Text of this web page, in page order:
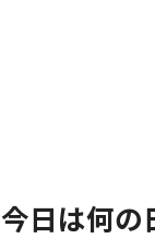
今日は何の